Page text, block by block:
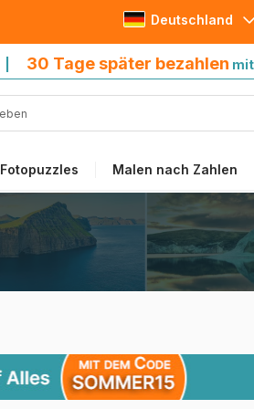
Deutschland
30 Tage später bezahlen
Fotopuzzles Malen nach Zahlen